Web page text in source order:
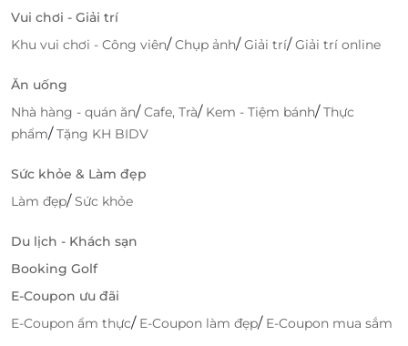
Vui chơi - Giải trí
Khu vui chơi - Công viên/Chụp ảnh/Giải trí/Giải trí online
Ăn uống
Nhà hàng - quán ăn/Cafe, Trà/ Kem - Tiệm bánh/Thực
phẩm/Tặng KH BIDV
Sức khỏe & Làm đẹp
Làm đẹp/Sức khỏe
Du lịch - Khách sạn
Booking Golf
E-Coupon ưu đãi
E-Coupon ẩm thực/ E-Coupon làm đẹp/ E-Coupon mua sắm